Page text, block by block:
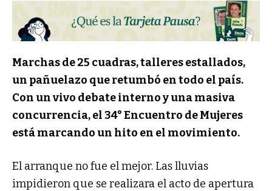
Marchas de 25 cuadras, talleres estallados,
un pañuelazo que retumbó en todo el país.
Con un vivo debate interno y una masiva
concurrencia, el 34° Encuentro de Mujeres
está marcando un hito en el movimiento.
El arranque no fue el mejor. Las lluvias
impidieron que se realizara el acto de apertura